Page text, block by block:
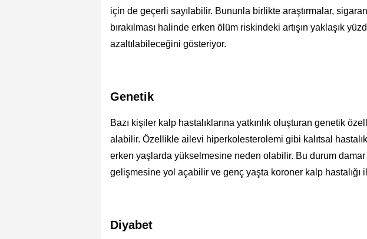
için de geçerli sayılabilir. Bununla birlikte araştırmalar,
bırakılması halinde erken ölüm riskindeki artışın yaklaşık
azaltılabileceğini gösteriyor.
Genetik
Bazı kişiler kalp hastalıklarına yatkınlık oluşturan genetik
alabilir. Özellikle ailevi hiperkolesterolemi gibi kalıtsal
erken yaşlarda yükselmesine neden olabilir. Bu durum
gelişmesine yol açabilir ve genç yaşta koroner kalp hastalığı
Diyabet